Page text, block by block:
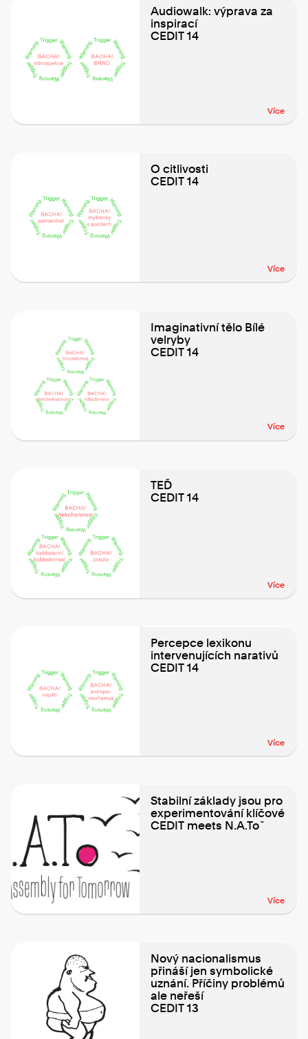
Audiowalk: výprava za
inspirací
CEDIT 14
Více
O citlivosti
CEDIT 14
Více
Imaginativní tělo Bílé
velryby
CEDIT 14
Více
TEĎ
CEDIT 14
Více
Percepce lexikonu
intervenujících narativů
CEDIT 14
Více
Stabilní základy jsou pro
experimentování klíčové
CEDIT meets N.A.Toˇ
Více
Nový nacionalismus
přináší jen symbolické
uznání. Příčiny problémů
ale neřeší
CEDIT 13